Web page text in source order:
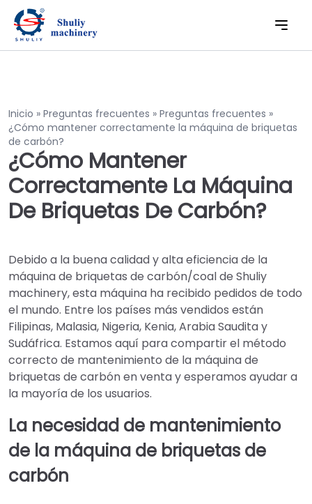
Inicio » Preguntas frecuentes » Preguntas frecuentes »
¿Cómo mantener correctamente la máquina de briquetas
de carbón?
¿Cómo Mantener
Correctamente La Máquina
De Briquetas De Carbón?
Debido a la buena calidad y alta eficiencia de la
máquina de briquetas de carbón/coal de Shuliy
machinery, esta máquina ha recibido pedidos de todo
el mundo. Entre los países más vendidos están
Filipinas, Malasia, Nigeria, Kenia, Arabia Saudita y
Sudáfrica. Estamos aquí para compartir el método
correcto de mantenimiento de la máquina de
briquetas de carbón en venta y esperamos ayudar a
la mayoría de los usuarios.
La necesidad de mantenimiento
de la máquina de briquetas de
carbón